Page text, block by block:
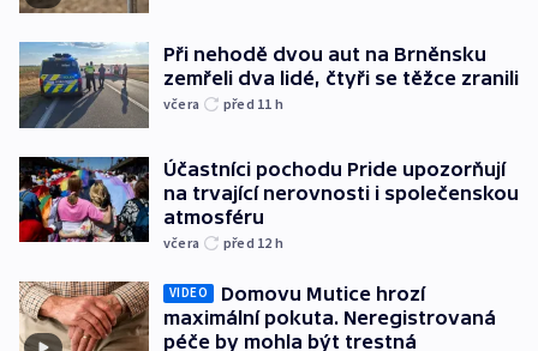
Při nehodě dvou aut na Brněnsku
zemřeli dva lidé, čtyři se těžce zranili
včera před 11 h
Účastníci pochodu Pride upozorňují
na trvající nerovnosti i společenskou
atmosféru
včera před 12 h
VIDEO
Domovu Mutice hrozí
maximální pokuta. Neregistrovaná
péče by mohla být trestná